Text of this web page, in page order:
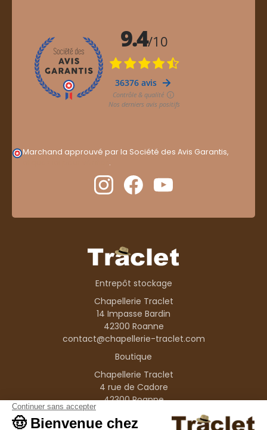
Marchand approuvé par la Société des Avis Garantis,
.
Entrepôt stockage
Chapellerie Traclet
14 Impasse Bardin
42300 Roanne
contact@chapellerie-traclet.com
Boutique
Chapellerie Traclet
4 rue de Cadore
42300 Roanne